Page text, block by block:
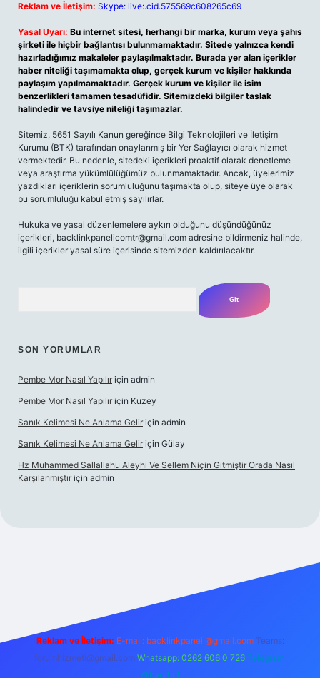
Reklam ve İletişim: Skype: live:.cid.575569c608265c69
Yasal Uyarı: Bu internet sitesi, herhangi bir marka, kurum veya şahıs
şirketi ile hiçbir bağlantısı bulunmamaktadır. Sitede yalnızca kendi
hazırladığımız makaleler paylaşılmaktadır. Burada yer alan içerikler
haber niteliği taşımamakta olup, gerçek kurum ve kişiler hakkında
paylaşım yapılmamaktadır. Gerçek kurum ve kişiler ile isim
benzerlikleri tamamen tesadüfidir. Sitemizdeki bilgiler taslak
halindedir ve tavsiye niteliği taşımazlar.
Sitemiz, 5651 Sayılı Kanun gereğince Bilgi Teknolojileri ve İletişim
Kurumu (BTK) tarafından onaylanmış bir Yer Sağlayıcı olarak hizmet
vermektedir. Bu nedenle, sitedeki içerikleri proaktif olarak denetleme
veya araştırma yükümlülüğümüz bulunmamaktadır. Ancak, üyelerimiz
yazdıkları içeriklerin sorumluluğunu taşımakta olup, siteye üye olarak
bu sorumluluğu kabul etmiş sayılırlar.
Hukuka ve yasal düzenlemelere aykırı olduğunu düşündüğünüz
içerikleri, backlinkpanelicomtr@gmail.com adresine bildirmeniz halinde,
ilgili içerikler yasal süre içerisinde sitemizden kaldırılacaktır.
SON YORUMLAR
Pembe Mor Nasıl Yapılır için admin
Pembe Mor Nasıl Yapılır için Kuzey
Sanık Kelimesi Ne Anlama Gelir için admin
Sanık Kelimesi Ne Anlama Gelir için Gülay
Hz Muhammed Sallallahu Aleyhi Ve Sellem Niçin Gitmiştir Orada Nasıl
Karşılanmıştır için admin
Reklam ve İletişim: E-mail: backlinkpaneli@gmail.com Teams:
forumhizmeti@gmail.com Whatsapp: 0262 606 0 726 Telegram:
@karabul